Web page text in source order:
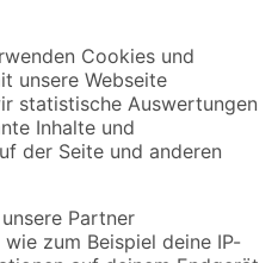
Aktionen mehr verpassen!